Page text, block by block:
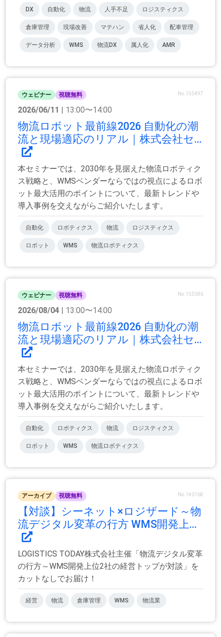
DX 自動化 物流 人手不足 ロジスティクス
倉庫管理 現場改善 マテハン 省人化 配車管理
データ分析 WMS 物流DX 属人化 AMR
ウェビナー 視聴無料 No.155497
2026/06/11 | 13:00〜14:00
物流ロボット最前線2026 自動化の潮
流と現場適応のリアル｜株式会社セ...
本セミナーでは、2030年を見据えた物流ロボティク
ス戦略と、WMSベンダーならではの視点によるロボ
ット最大活用のポイントについて、最新トレンドや
導入事例を交えながらご紹介いたします。
自動化 ロボティクス 物流 ロジスティクス
ロボット WMS 物流ロボティクス
ウェビナー 視聴無料 No.155586
2026/08/04 | 13:00〜14:00
物流ロボット最前線2026 自動化の潮
流と現場適応のリアル｜株式会社セ...
本セミナーでは、2030年を見据えた物流ロボティク
ス戦略と、WMSベンダーならではの視点によるロボ
ット最大活用のポイントについて、最新トレンドや
導入事例を交えながらご紹介いたします。
自動化 ロボティクス 物流 ロジスティクス
ロボット WMS 物流ロボティクス
アーカイブ 視聴無料 No.140168
【対談】シーネット×ロジザード～物
流デジタル変革の行方 WMS開発上...
LOGISTICS TODAY株式会社主催「物流デジタル変革
の行方～WMS開発上位2社の経営トップが対談」を
カットなしでお届け！
経営 物流 倉庫管理 WMS 物流業